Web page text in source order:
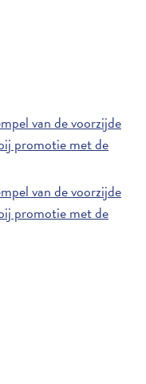
van de voorzijde
promotie met de
van de voorzijde
promotie met de